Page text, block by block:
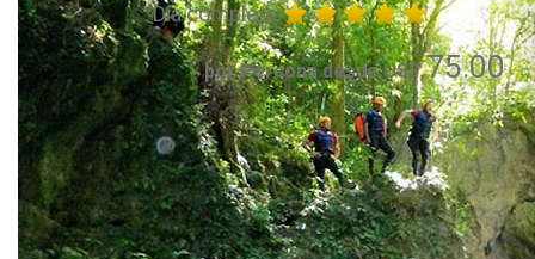
Día completo
por Persona desde US$75.00